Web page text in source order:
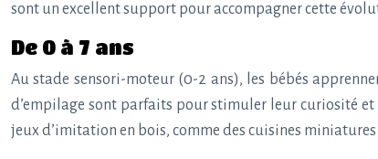
sont un excellent support pour accompagner cette
De 0 à 7 ans
Au stade sensori-moteur (0-2 ans), les bébés
d’empilage sont parfaits pour stimuler leur curiosité
jeux d’imitation en bois, comme des cuisines